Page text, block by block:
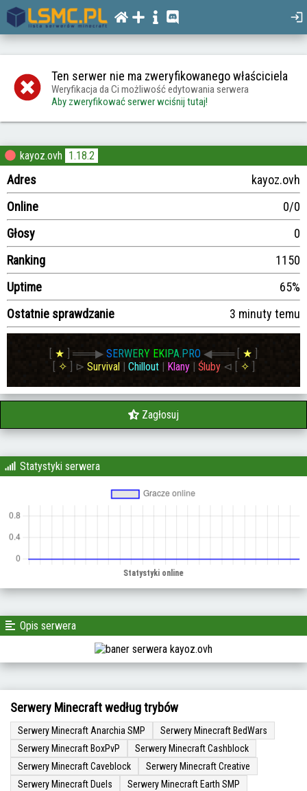
Ten serwer nie ma zweryfikowanego właściciela
Weryfikacja da Ci możliwość edytowania serwera
Aby zweryfikować serwer wciśnij tutaj!
kayoz.ovh 1.18.2
Adres
kayoz.ovh
Online
0/0
Głosy
0
Ranking
1150
Uptime
65%
Ostatnie sprawdzanie
3 minuty temu
★ ═══▶ SERWERY EKIPA.PRO ◀═══ ★
✧ ⊳ Survival | Chillout | Klany | Śluby ⊲ ✧
Zagłosuj
Statystyki serwera
Opis serwera
Serwery Minecraft według trybów
Serwery Minecraft Anarchia SMP
Serwery Minecraft BedWars
Serwery Minecraft BoxPvP
Serwery Minecraft Cashblock
Serwery Minecraft Caveblock
Serwery Minecraft Creative
Serwery Minecraft Duels
Serwery Minecraft Earth SMP